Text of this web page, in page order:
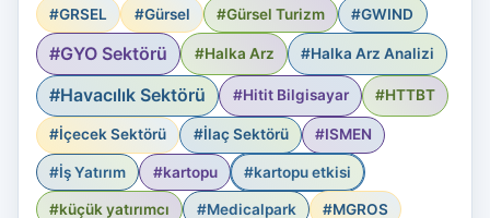
#GRSEL #Gürsel #Gürsel Turizm #GWIND
#GYO Sektörü #Halka Arz #Halka Arz Analizi
#Havacılık Sektörü #Hitit Bilgisayar #HTTBT
#İçecek Sektörü #İlaç Sektörü #ISMEN
#İş Yatırım #kartopu #kartopu etkisi
#küçük yatırımcı #Medicalpark #MGROS